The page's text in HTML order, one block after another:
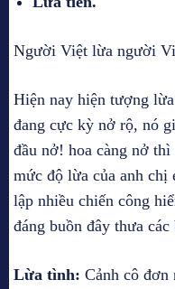
Người Việt lừa người
Hiện nay hiện tượng
đang cực kỳ nở rộ, nó
đầu nở! hoa càng nở
mức độ lừa của anh
lập nhiều chiến công
đáng buồn đây thưa các
Lừa tình: Cảnh cô